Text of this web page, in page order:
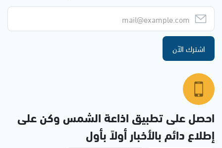
اشترك الآن
احصل على تطبيق اذاعة الشمس وكن على
إطلاع دائم بالأخبار أولاً بأول